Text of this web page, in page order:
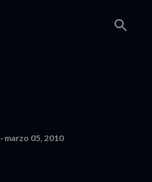
marzo 05, 2010